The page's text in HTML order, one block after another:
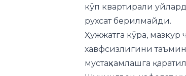
кўп квартирали
рухсат берилмайди.
Ҳужжатга кўра, мазкур
хавфсизлигини
мустаҳкамлашга